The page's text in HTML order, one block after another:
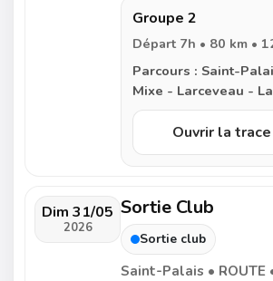
Groupe 2
Départ 7h • 80 km •
Parcours :
Mixe - Larceveau -
Jean Pied de Port -
Lecumberry - Saint
Lacarre - Larceveau
Ouvrir la
Dim 31/05
2026
Sortie Club
Sortie club
Saint-Palais • ROUTE